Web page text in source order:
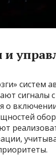
и
систем
сигналы
о